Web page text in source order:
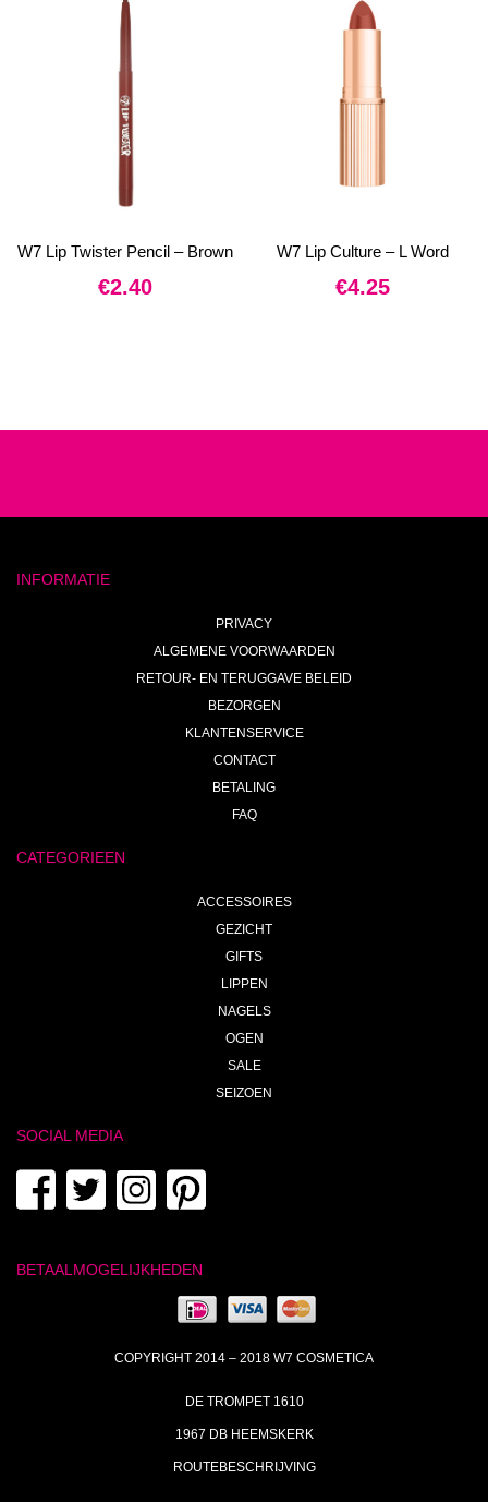
W7 Lip Twister Pencil – Brown
€2.40
W7 Lip Culture – L Word
€4.25
INFORMATIE
PRIVACY
ALGEMENE VOORWAARDEN
RETOUR- EN TERUGGAVE BELEID
BEZORGEN
KLANTENSERVICE
CONTACT
BETALING
FAQ
CATEGORIEEN
ACCESSOIRES
GEZICHT
GIFTS
LIPPEN
NAGELS
OGEN
SALE
SEIZOEN
SOCIAL MEDIA
BETAALMOGELIJKHEDEN
COPYRIGHT 2014 – 2018 W7 COSMETICA
DE TROMPET 1610
1967 DB HEEMSKERK
ROUTEBESCHRIJVING